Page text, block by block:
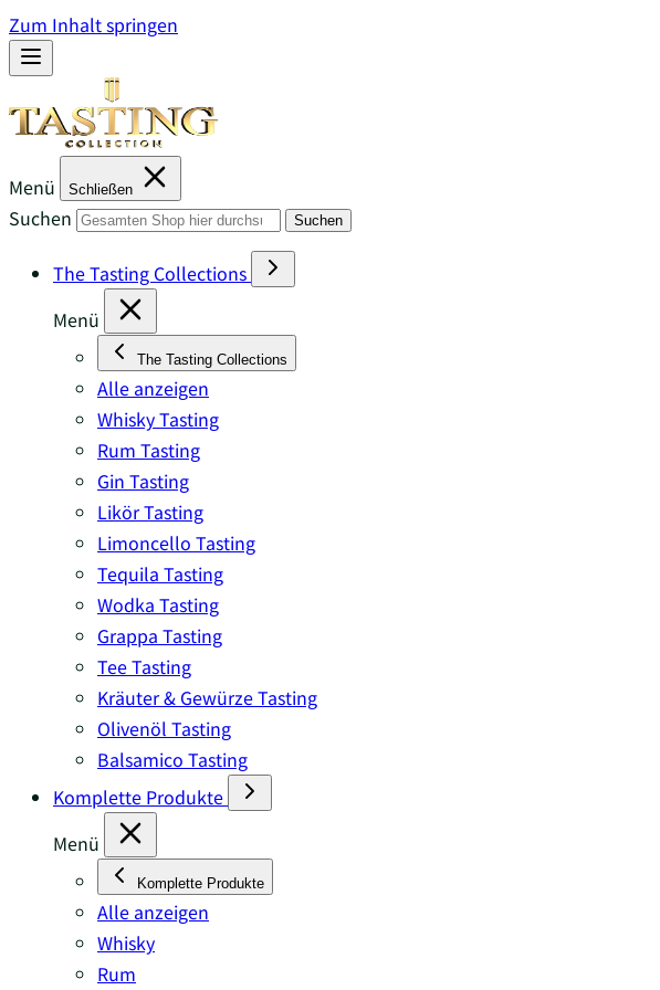
Zum Inhalt springen
Menü Schließen
Suchen Suchen
The Tasting Collections
Menü
The Tasting Collections
Alle anzeigen
Whisky Tasting
Rum Tasting
Gin Tasting
Likör Tasting
Limoncello Tasting
Tequila Tasting
Wodka Tasting
Grappa Tasting
Tee Tasting
Kräuter & Gewürze Tasting
Olivenöl Tasting
Balsamico Tasting
Komplette Produkte
Menü
Komplette Produkte
Alle anzeigen
Whisky
Rum